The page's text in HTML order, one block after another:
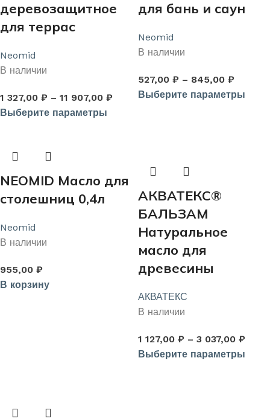
деревозащитное
для террас
Neomid
В наличии
1 327,00 ₽ – 11 907,00 ₽
Выберите параметры
для бань и саун
Neomid
В наличии
527,00 ₽ – 845,00 ₽
Выберите параметры
NEOMID Масло для
столешниц 0,4л
Neomid
В наличии
955,00 ₽
В корзину
АКВАТЕКС®
БАЛЬЗАМ
Натуральное
масло для
древесины
АКВАТЕКС
В наличии
1 127,00 ₽ – 3 037,00 ₽
Выберите параметры